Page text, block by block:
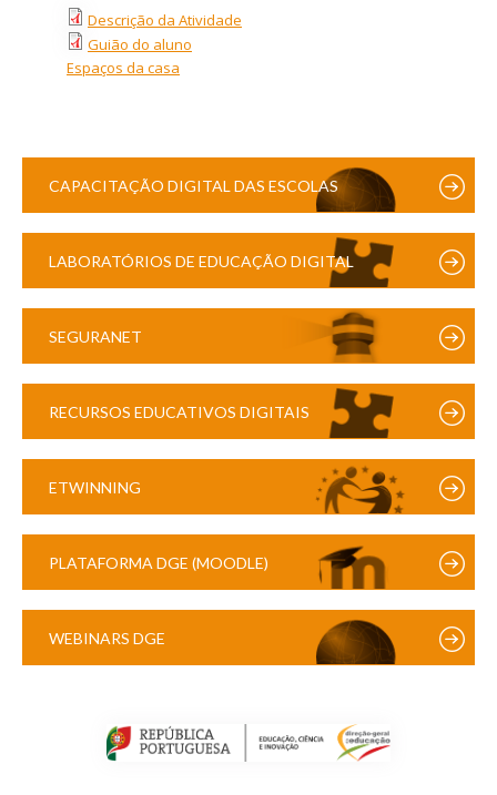
Descrição da Atividade
Guião do aluno
Espaços da casa
CAPACITAÇÃO DIGITAL DAS ESCOLAS
LABORATÓRIOS DE EDUCAÇÃO DIGITAL
SEGURANET
RECURSOS EDUCATIVOS DIGITAIS
ETWINNING
PLATAFORMA DGE (MOODLE)
WEBINARS DGE